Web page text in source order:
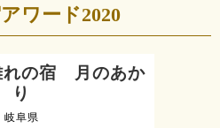
ワード2020
の宿 月のあか
り
岐阜県